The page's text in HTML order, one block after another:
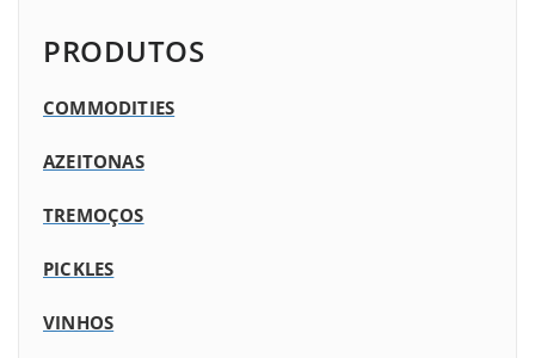
PRODUTOS
COMMODITIES
AZEITONAS
TREMOÇOS
PICKLES
VINHOS